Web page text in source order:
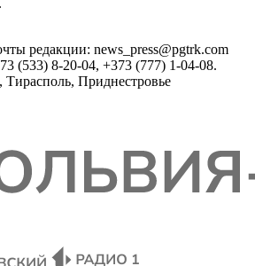
редакции: news_press@pgtrk.com
(533) 8-20-04, +373 (777) 1-04-08.
Приднестровье